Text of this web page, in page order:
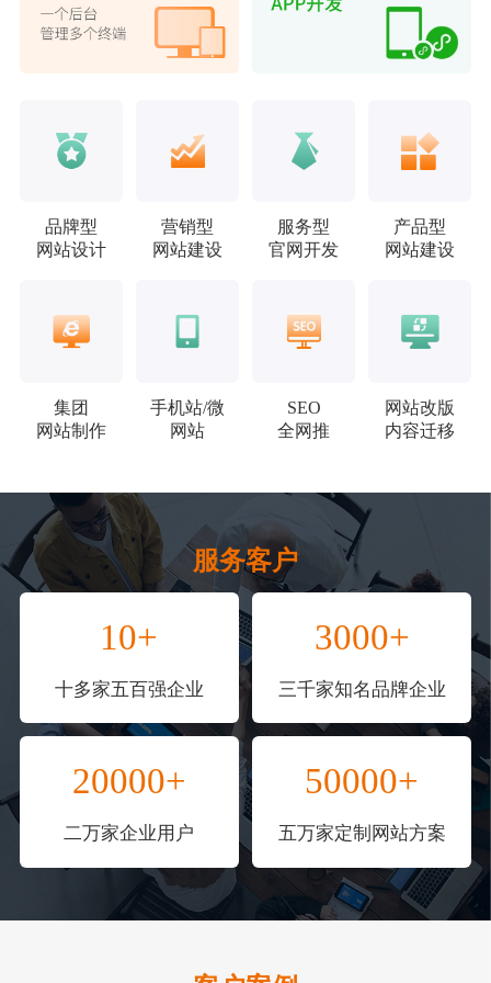
品牌型
网站设计
营销型
网站建设
服务型
官网开发
产品型
网站建设
集团
网站制作
手机站/微
网站
SEO
全网推
网站改版
内容迁移
服务客户
10+
十多家五百强企业
3000+
三千家知名品牌企业
20000+
二万家企业用户
50000+
五万家定制网站方案